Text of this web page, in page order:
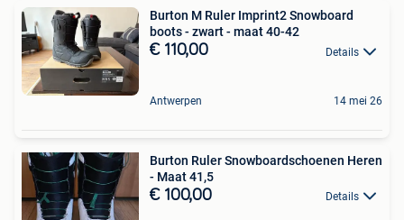
Burton M Ruler Imprint2 Snowboard
boots - zwart - maat 40-42
€ 110,00 Details
Antwerpen 14 mei 26
Burton Ruler Snowboardschoenen Heren
- Maat 41,5
€ 100,00 Details